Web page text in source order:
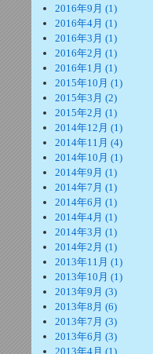
2016年9月 (1)
2016年4月 (1)
2016年3月 (1)
2016年2月 (1)
2016年1月 (1)
2015年10月 (1)
2015年3月 (2)
2015年2月 (1)
2014年12月 (1)
2014年11月 (4)
2014年10月 (1)
2014年9月 (1)
2014年7月 (1)
2014年6月 (1)
2014年4月 (1)
2014年3月 (1)
2014年2月 (1)
2013年11月 (1)
2013年10月 (1)
2013年9月 (3)
2013年8月 (6)
2013年7月 (3)
2013年6月 (3)
2013年4月 (1)